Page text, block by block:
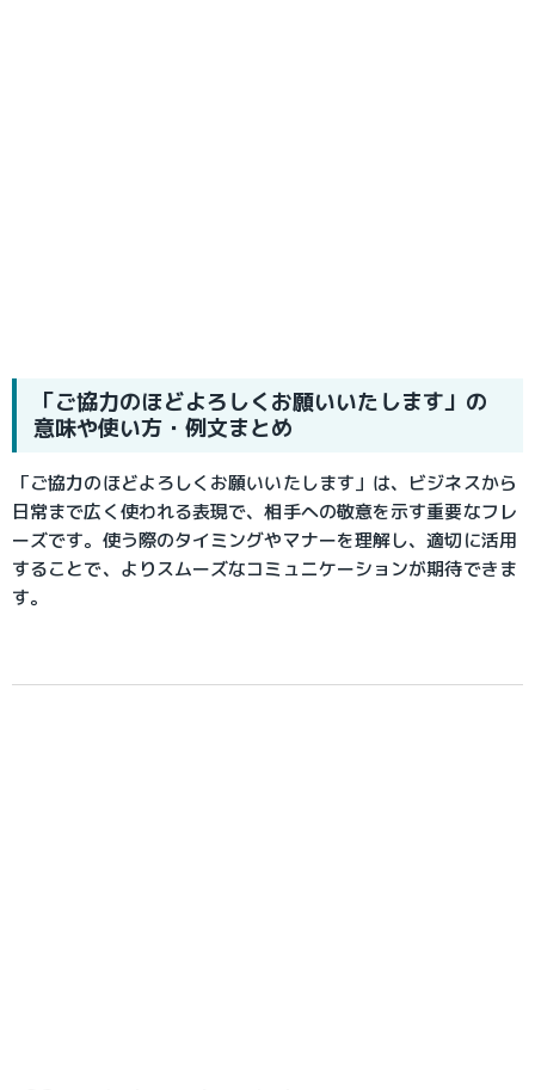
「ご協力のほどよろしくお願いいたします」の
意味や使い方・例文まとめ
「ご協力のほどよろしくお願いいたします」は、ビジネスから
日常まで広く使われる表現で、相手への敬意を示す重要なフレ
ーズです。使う際のタイミングやマナーを理解し、適切に活用
することで、よりスムーズなコミュニケーションが期待できま
す。